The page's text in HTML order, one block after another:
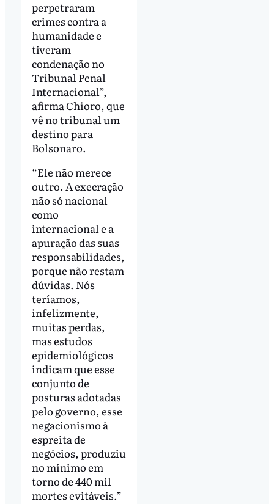
perpetraram
crimes contra a
humanidade e
tiveram
condenação no
Tribunal Penal
Internacional”,
afirma Chioro, que
vê no tribunal um
destino para
Bolsonaro.
“Ele não merece
outro. A execração
não só nacional
como
internacional e a
apuração das suas
responsabilidades,
porque não restam
dúvidas. Nós
teríamos,
infelizmente,
muitas perdas,
mas estudos
epidemiológicos
indicam que esse
conjunto de
posturas adotadas
pelo governo, esse
negacionismo à
espreita de
negócios, produziu
no mínimo em
torno de 440 mil
mortes evitáveis.”